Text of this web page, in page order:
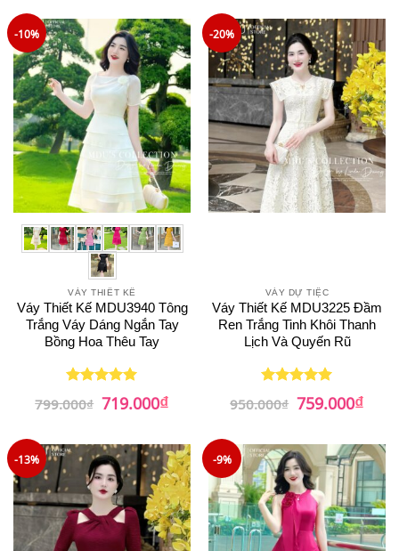
759.000₫.
-10%
VÁY THIẾT KẾ
Váy Thiết Kế MDU3940 Tông
Trắng Váy Dáng Ngắn Tay
Bồng Hoa Thêu Tay
Được xếp
hạng
55
799.000₫ Giá
gốc
719.000₫Giá
hiện
719.000₫.
-20%
VÁY DỰ TIỆC
Váy Thiết Kế MDU3225 Đầm
Ren Trắng Tinh Khôi Thanh
Lịch Và Quyến Rũ
Được xếp
hạng
55
950.000₫ Giá
gốc
759.000₫Giá
hiện
-13% -9%